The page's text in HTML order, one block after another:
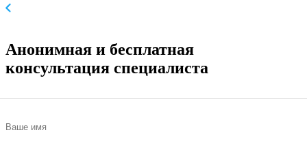
Анонимная и бесплатная
консультация специалиста